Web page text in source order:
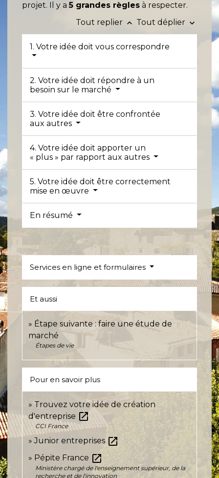
projet. Il y a5 grandes règles à respecter.
Tout replier keyboard_arrow_up Tout déplier keyboard_arrow_down
1. Votre idée doit vous correspondre
2. Votre idée doit répondre à un
besoin sur le marché
3. Votre idée doit être confrontée
aux autres
4. Votre idée doit apporter un
« plus » par rapport aux autres
5. Votre idée doit être correctement
mise en œuvre
En résumé
Services en ligne et formulaires
Et aussi
Étape suivante : faire une étude de
marché
Étapes de vie
Pour en savoir plus
Trouvez votre idée de création
d'entreprise open_in_new
CCI France
Junior entreprises open_in_new
Pépite France open_in_new
Ministère chargé de l'enseignement supérieur, de la
recherche et de l'innovation